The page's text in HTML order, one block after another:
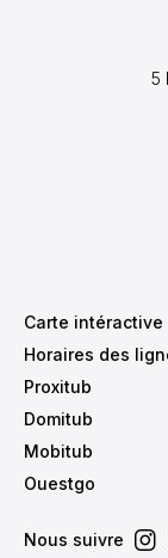
5
Carte intéractive
Horaires des
Proxitub
Domitub
Mobitub
Ouestgo
Nous suivre